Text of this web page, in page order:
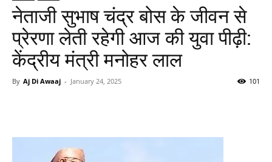
नेताजी सुभाष चंद्र बोस के जीवन से
प्रेरणा लेती रहेगी आज की युवा पीढ़ी:
केंद्रीय मंत्री मनोहर लाल
By Aj Di Awaaj - January 24, 2025 101